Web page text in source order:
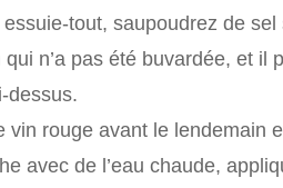
tout, saupoudrez de
n’a pas été buvardée, et il
dessus.
rouge avant le lendemain
avec de l’eau chaude,